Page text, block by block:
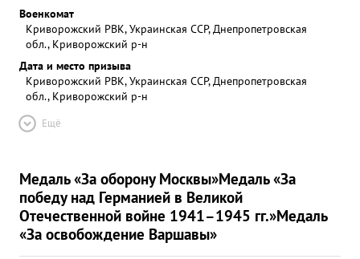
Военкомат
Криворожский РВК, Украинская ССР, Днепропетровская
обл., Криворожский р-н
Дата и место призыва
Криворожский РВК, Украинская ССР, Днепропетровская
обл., Криворожский р-н
Ещё
Медаль «За оборону Москвы»Медаль «За
победу над Германией в Великой
Отечественной войне 1941–1945 гг.»Медаль
«За освобождение Варшавы»